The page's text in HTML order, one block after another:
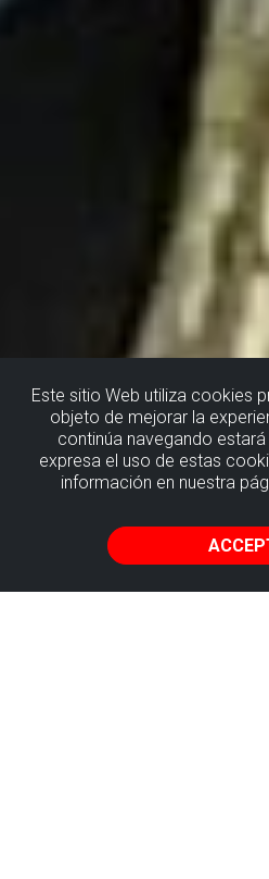
Este sitio Web utiliza cookies
objeto de mejorar la
continúa navegando
expresa el uso de estas
información en nuestra
COMPANIES IN